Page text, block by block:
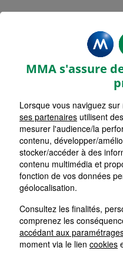
Mentions
Accueil
Retour
Mentions Légales
Les
Agent
MMA s'assure
Lorsque vous naviguez
ses partenaires utilisent
mesurer l'audience/la
contenu, développer/
stocker/accéder à des
contenu multimédia et
fonction de vos données
géolocalisation.
Consultez les finalités,
comprenez les
accédant aux
moment via le lien cookies